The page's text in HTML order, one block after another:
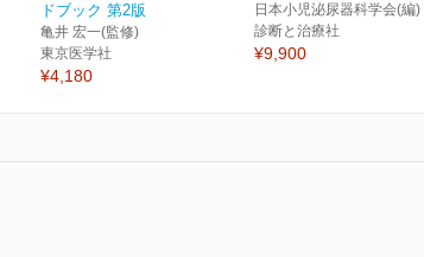
ドブック 第2版
亀井 宏一(監修)
東京医学社
¥4,180
日本小児泌尿器科学会(編)
診断と治療社
¥9,900